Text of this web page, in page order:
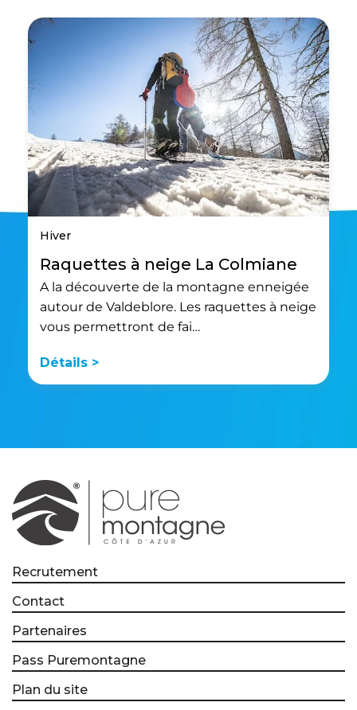
Hiver
Raquettes à neige La Colmiane
A la découverte de la montagne enneigée
autour de Valdeblore. Les raquettes à neige
vous permettront de fai…
Détails >
Recrutement
Contact
Partenaires
Pass Puremontagne
Plan du site